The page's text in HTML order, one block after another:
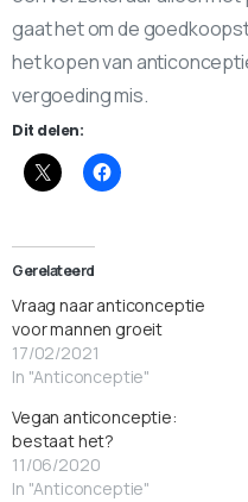
gaat het om de
het kopen van
vergoeding mis.
Dit delen:
Gerelateerd
Vraag naar anticonceptie
voor mannen groeit
17/02/2021
In "Anticonceptie"
Vegan anticonceptie:
bestaat het?
11/06/2020
In "Anticonceptie"